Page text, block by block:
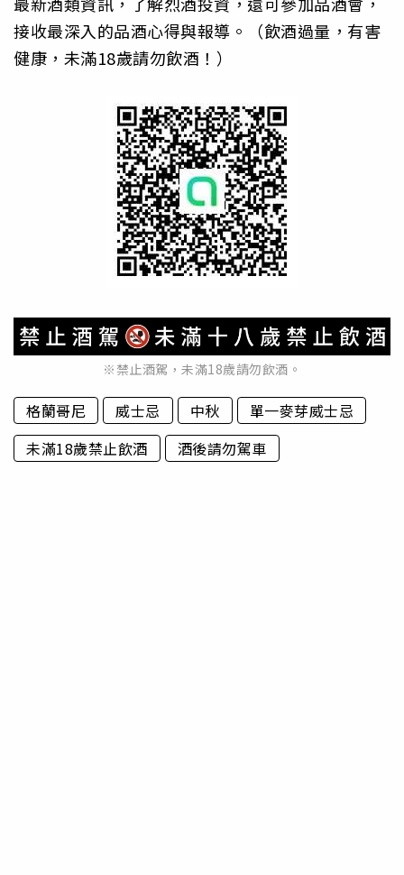
接收最深入的品酒心得與報導。（飲酒過量，有害
健康，未滿18歲請勿飲酒！）
※禁止酒駕，未滿18歲請勿飲酒。
格蘭哥尼 威士忌 中秋
單一麥芽威士忌
未滿18歲禁止飲酒
酒後請勿駕車